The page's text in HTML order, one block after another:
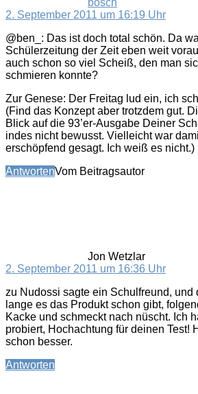
bosch
2. September 2011 um 16:19 Uhr
@ben_: Das ist doch total schön. Da
Schülerzeitung der Zeit eben weit
auch schon so viel Scheiß, den man
schmieren konnte?
Zur Genese: Der Freitag lud ein, ich
(Find das Konzept aber trotzdem gut.
Blick auf die 93’er-Ausgabe Deiner
indes nicht bewusst. Vielleicht war
erschöpfend gesagt. Ich weiß es nicht.)
AntwortenVom Beitragsautor
Jon Wetzlar
2. September 2011 um 16:36 Uhr
zu Nudossi sagte ein Schulfreund, und
lange es das Produkt schon gibt,
Kacke und schmeckt nach nüscht. Ich
probiert, Hochachtung für deinen Test!
schon besser.
Antworten